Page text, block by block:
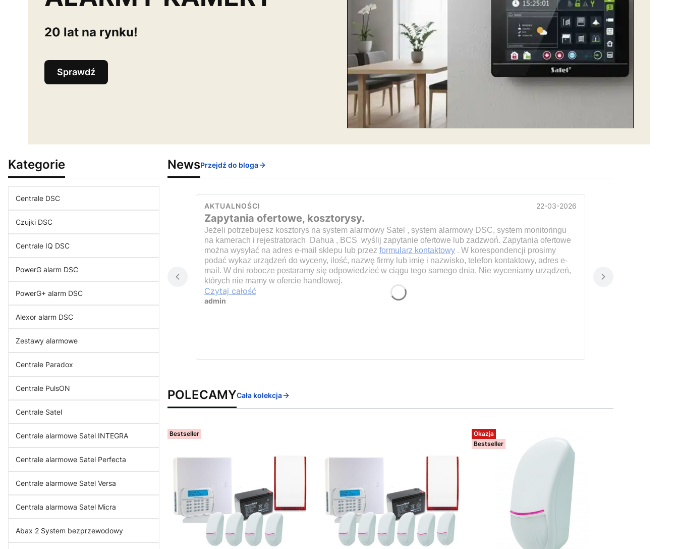
20 lat na rynku!
Sprawdź
Kategorie
Centrale DSC
Czujki DSC
Centrale IQ DSC
PowerG alarm DSC
PowerG+ alarm DSC
Alexor alarm DSC
Zestawy alarmowe
Centrale Paradox
Centrale PulsON
Centrale Satel
Centrale alarmowe Satel INTEGRA
Centrale alarmowe Satel Perfecta
Centrale alarmowe Satel Versa
Centrala alarmowa Satel Micra
Abax 2 System bezprzewodowy
NewsPrzejdź do bloga
AKTUALNOŚCI 22-03-2026
Zapytania ofertowe, kosztorysy.
Jeżeli potrzebujesz kosztorys na system alarmowy Satel , system alarmowy DSC, system monitoringu
na kamerach i rejestratorach Dahua , BCS wyślij zapytanie ofertowe lub zadzwoń. Zapytania ofertowe
można wysyłać na adres e-mail sklepu lub przez formularz kontaktowy . W korespondencji prosimy
podać wykaz urządzeń do wyceny, ilość, nazwę firmy lub imię i nazwisko, telefon kontaktowy, adres e-
mail. W dni robocze postaramy się odpowiedzieć w ciągu tego samego dnia. Nie wyceniamy urządzeń,
których nie mamy w ofercie handlowej.
Czytaj całość
admin
POLECAMYCała kolekcja
Bestseller
Okazja
Bestseller